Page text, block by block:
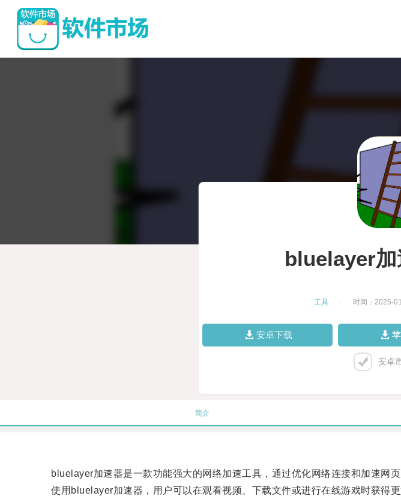
bluelayer加
工具 时间：2025-
安卓下载
安卓
简介
bluelayer加速器是一款功能强大的网络加速工具，通过优化网络连接和加速网页
使用bluelayer加速器，用户可以在观看视频、下载文件或进行在线游戏时获得更